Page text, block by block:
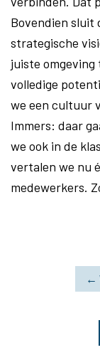
Bovendien sluit
strategische
juiste omgeving
volledige
we een cultuur
Immers: daar
we ook in de
vertalen we nu
medewerkers.
←